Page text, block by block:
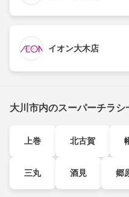
イオン大木店
大川市内のスーパーチラシ
上巻 北古賀
三丸 酒見 郷